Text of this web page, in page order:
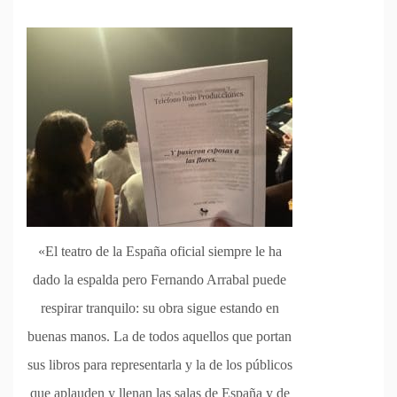
«El teatro de la España oficial siempre le ha
dado la espalda pero Fernando Arrabal puede
respirar tranquilo: su obra sigue estando en
buenas manos. La de todos aquellos que portan
sus libros para representarla y la de los públicos
que aplauden y llenan las salas de España y de